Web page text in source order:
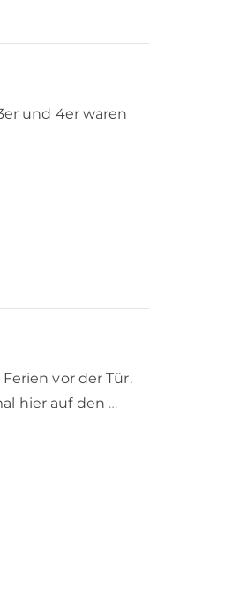
und 4er waren
vor der Tür.
hier auf den …